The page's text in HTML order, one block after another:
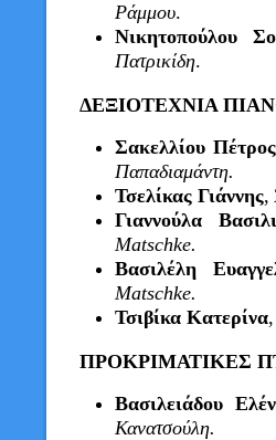
Ράμμου.
Νικητοπούλου
Πατρικίδη.
ΔΕΞΙΟΤΕΧΝΙΑ
Σακελλίου Πέτρος
Παπαδιαμάντη.
Τσελίκας Γιάννης,
Γιαννούλα
Matschke.
Βασιλέλη
Matschke.
Τσιβίκα Κατερίνα
ΠΡΟΚΡΙΜΑΤΙΚΕΣ
Βασιλειάδου
Κανατσούλη.